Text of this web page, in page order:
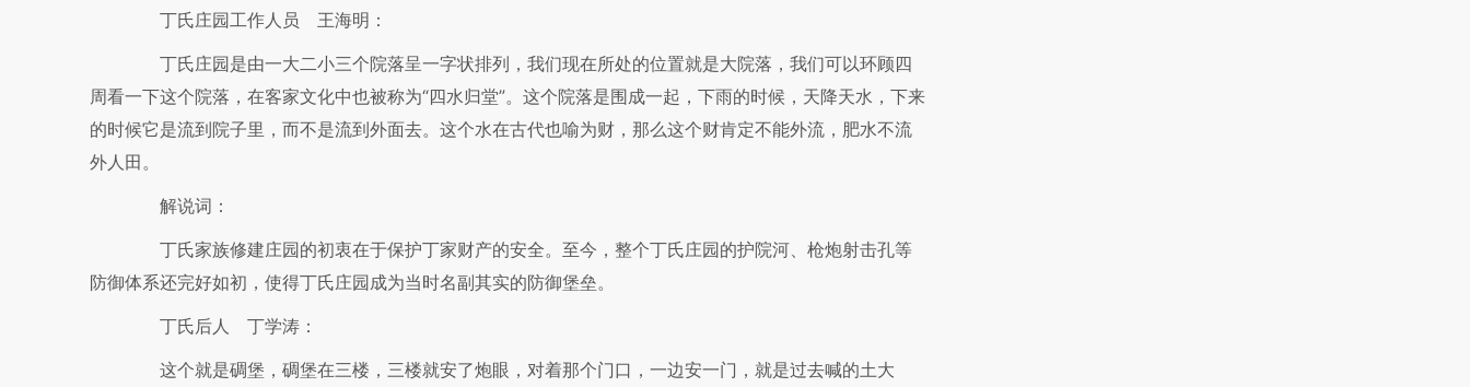
丁氏庄园工作人员 王海明：
丁氏庄园是由一大二小三个院落呈一字状排列，我们现在所处的位置就是大院落，我们可以环顾四
周看一下这个院落，在客家文化中也被称为“四水归堂”。这个院落是围成一起，下雨的时候，天降天水，下来
的时候它是流到院子里，而不是流到外面去。这个水在古代也喻为财，那么这个财肯定不能外流，肥水不流
外人田。
解说词：
丁氏家族修建庄园的初衷在于保护丁家财产的安全。至今，整个丁氏庄园的护院河、枪炮射击孔等
防御体系还完好如初，使得丁氏庄园成为当时名副其实的防御堡垒。
丁氏后人 丁学涛：
这个就是碉堡，碉堡在三楼，三楼就安了炮眼，对着那个门口，一边安一门，就是过去喊的土大